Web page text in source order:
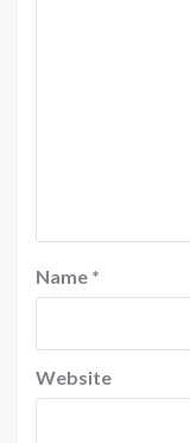
Name *
Website